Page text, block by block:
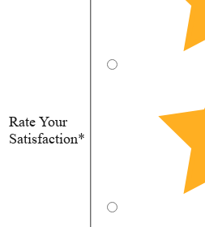
Rate Your
Satisfaction*